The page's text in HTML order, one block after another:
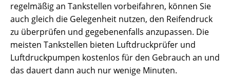
regelmäßig an Tankstellen vorbeifahren, können Sie
auch gleich die Gelegenheit nutzen, den Reifendruck
zu überprüfen und gegebenenfalls anzupassen. Die
meisten Tankstellen bieten Luftdruckprüfer und
Luftdruckpumpen kostenlos für den Gebrauch an und
das dauert dann auch nur wenige Minuten.